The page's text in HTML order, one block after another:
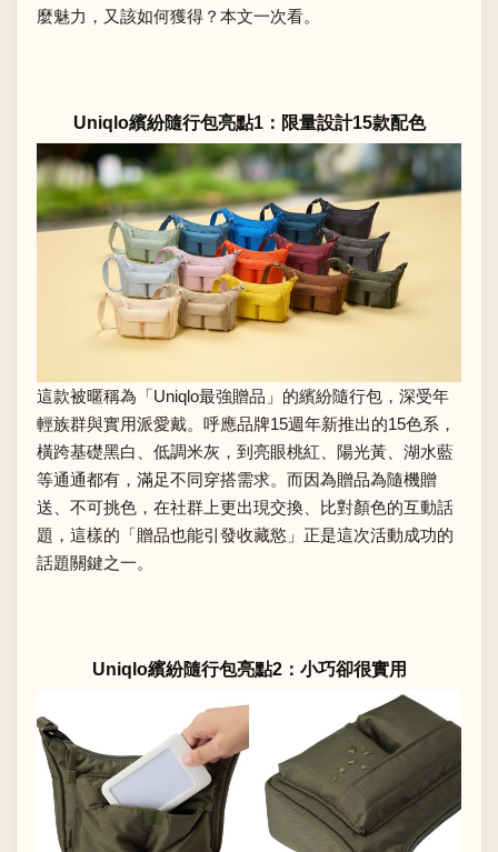
麼魅力，又該如何獲得？本文一次看。
Uniqlo繽紛隨行包亮點1：限量設計15款配色
這款被暱稱為「Uniqlo最強贈品」的繽紛隨行包，深受年
輕族群與實用派愛戴。呼應品牌15週年新推出的15色系，
橫跨基礎黑白、低調米灰，到亮眼桃紅、陽光黃、湖水藍
等通通都有，滿足不同穿搭需求。而因為贈品為隨機贈
送、不可挑色，在社群上更出現交換、比對顏色的互動話
題，這樣的「贈品也能引發收藏慾」正是這次活動成功的
話題關鍵之一。
Uniqlo繽紛隨行包亮點2：小巧卻很實用